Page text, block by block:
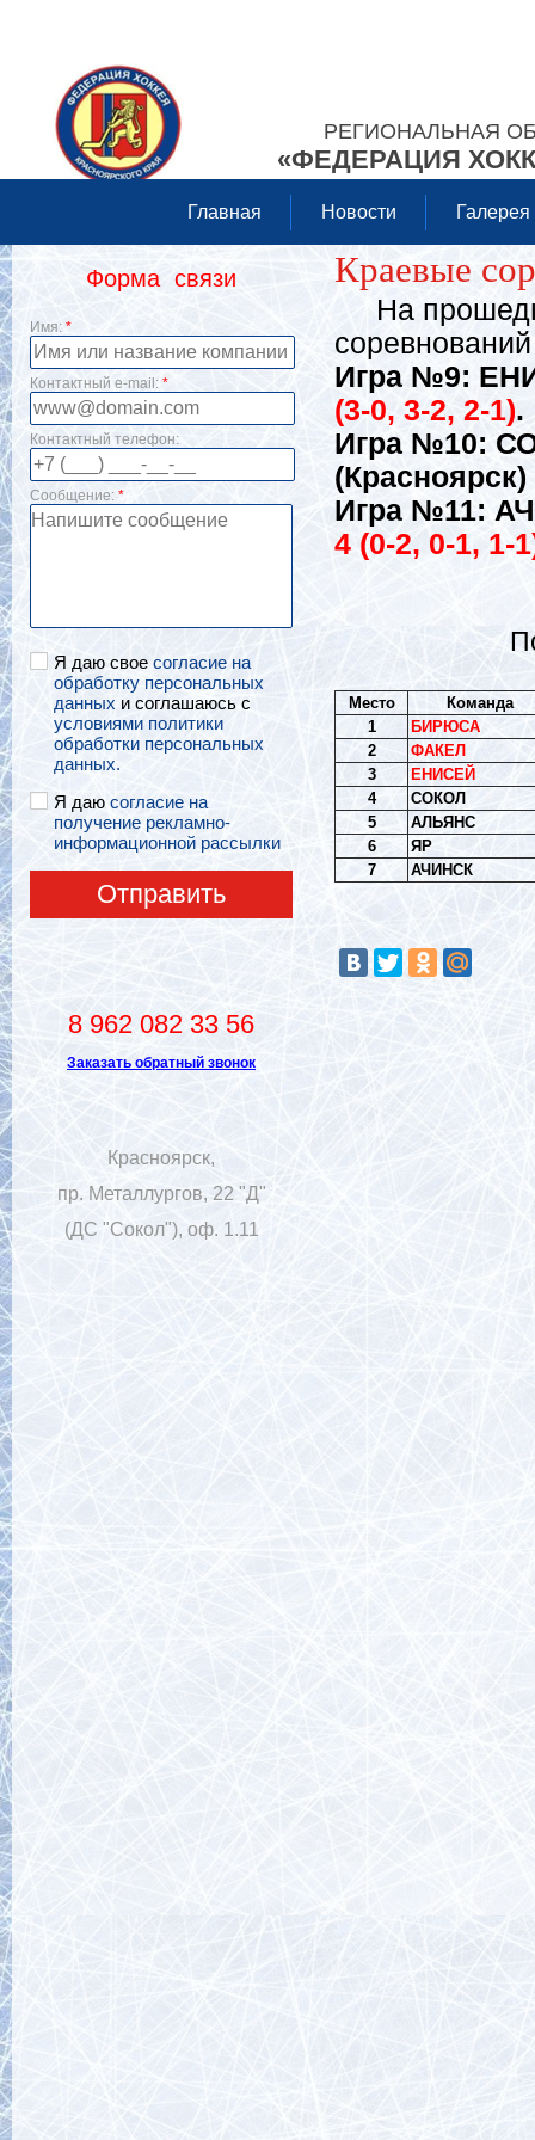
РЕГИОНАЛЬНАЯ
«ФЕДЕРАЦИЯ
Главная Новости Галерея
Форма связи
Имя: *
Контактный e-mail: *
Контактный телефон:
Сообщение: *
Я даю свое согласие на
обработку персональных
данных и соглашаюсь с
условиями политики
обработки персональных
данных.
Я даю согласие на
получение рекламно-
информационной рассылки
Отправить
8 962 082 33 56
Заказать обратный звонок
Красноярск,
пр. Металлургов, 22 "Д"
(ДС "Сокол"), оф. 1.11
Краевые
На
Игра №9:
(3-0, 3-2, 2-1).
Игра №10:
Игра №11:
4 (0-2, 0-1, 1-
Место
Команда
1
БИРЮСА
2
ФАКЕЛ
3
ЕНИСЕЙ
4
СОКОЛ
5
АЛЬЯНС
6
ЯР
7
АЧИНСК